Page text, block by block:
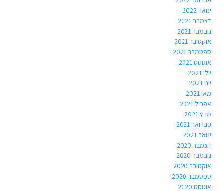
ינואר 2022
דצמבר 2021
נובמבר 2021
אוקטובר 2021
ספטמבר 2021
אוגוסט 2021
יולי 2021
יוני 2021
מאי 2021
אפריל 2021
מרץ 2021
פברואר 2021
ינואר 2021
דצמבר 2020
נובמבר 2020
אוקטובר 2020
ספטמבר 2020
אוגוסט 2020